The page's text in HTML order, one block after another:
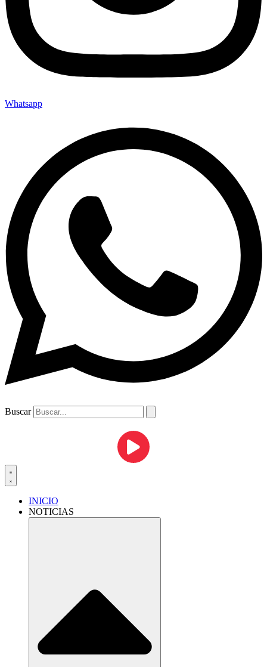
Whatsapp
Buscar
INICIO
NOTICIAS